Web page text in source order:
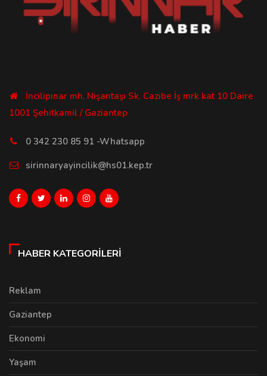
İncilipınar mh. Nişantaşı Sk. Cazibe İş mrk kat 10 Daire
1001 Şehitkamil / Gaziantep
0 342 230 85 91 -Whatsapp
sirinnaryayincilik@hs01.kep.tr
HABER KATEGORILERI
Reklam
Gaziantep
Ekonomi
Yaşam